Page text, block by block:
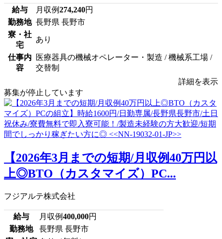
給与 月収例274,240円
勤務地 長野県 長野市
寮・社
宅
あり
仕事内
容
医療器具の機械オペレーター・製造 / 機械系工場 /
交替制
詳細を表示
募集が停止しています
【2026年3月までの短期/月収例40万円以
上◎BTO（カスタマイズ）PC...
フジアルテ株式会社
給与 月収例400,000円
勤務地
長野県 長野市